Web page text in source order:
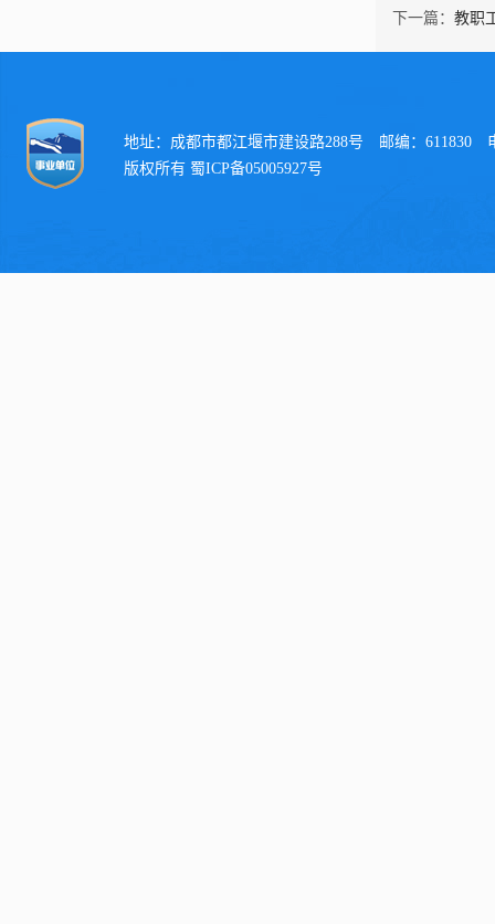
下一篇： 教职
地址：成都市都江堰市建设路288号 邮编：611830
版权所有 蜀ICP备05005927号